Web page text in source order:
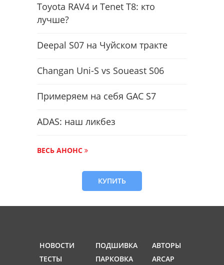
Toyota RAV4 и Tenet T8: кто
лучше?
Deepal S07 на Чуйском тракте
Changan Uni-S vs Soueast S06
Примеряем на себя GAC S7
ADAS: наш ликбез
ВЕСЬ АНОНС
КУПИТЬ
НОВОСТИ
ТЕСТЫ
ПОДШИВКА
ПАРКОВКА
АВТОРЫ
ARCAP